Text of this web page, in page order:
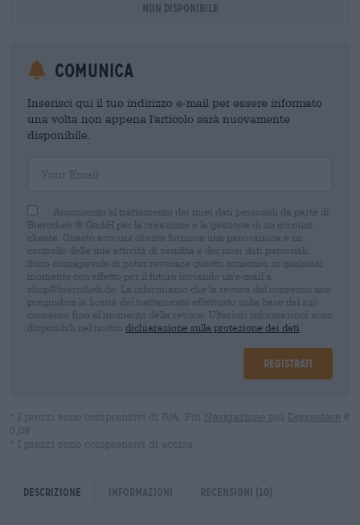
Non disponibile
Comunica
Inserisci qui il tuo indirizzo e-mail per essere informato
una volta non appena l'articolo sarà nuovamente
disponibile.
Acconsento al trattamento dei miei dati personali da parte di
Bierothek ® GmbH per la creazione e la gestione di un account
cliente. Questo account cliente fornisce una panoramica e un
controllo delle mie attività di vendita e dei miei dati personali.
Sono consapevole di poter revocare questo consenso in qualsiasi
momento con effetto per il futuro inviando un'e-mail a
shop@bierothek.de. La informiamo che la revoca del consenso non
pregiudica la liceità del trattamento effettuato sulla base del suo
consenso fino al momento della revoca. Ulteriori informazioni sono
disponibili nel nostro dichiarazione sulla protezione dei dati
Registrati
* I prezzi sono comprensivi di IVA. Più Navigazione più Depositare €
0,08
* I prezzi sono comprensivi di accisa
Descrizione Informazioni Recensioni (10)